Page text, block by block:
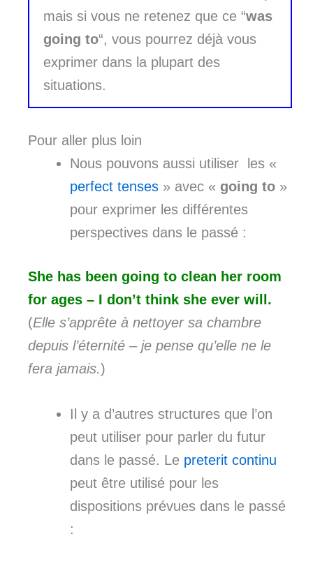
mais si vous ne retenez que ce “was
going to“, vous pourrez déjà vous
exprimer dans la plupart des
situations.
Pour aller plus loin
Nous pouvons aussi utiliser les «
perfect tenses » avec « going to »
pour exprimer les différentes
perspectives dans le passé :
She has been going to clean her room
for ages – I don’t think she ever will.
(Elle s’apprête à nettoyer sa chambre
depuis l’éternité – je pense qu’elle ne le
fera jamais.)
Il y a d’autres structures que l’on
peut utiliser pour parler du futur
dans le passé. Le preterit continu
peut être utilisé pour les
dispositions prévues dans le passé
: